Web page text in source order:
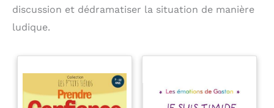
discussion et dédramatiser la situation de manière
ludique.